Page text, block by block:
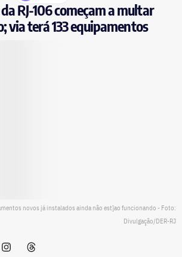
RJ-106 começam a multar
via terá 133 equipamentos
novos já instalados ainda não est]ao funcionando - Foto:
Divulgação/DER-RJ